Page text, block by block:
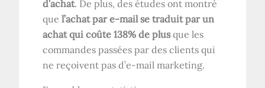
d’achat. De plus, des études ont montré
quel’achat par e-mail se traduit par un
achat qui coûte 138% de plusque les
commandes passées par des clients qui
ne reçoivent pas d’e-mail marketing.